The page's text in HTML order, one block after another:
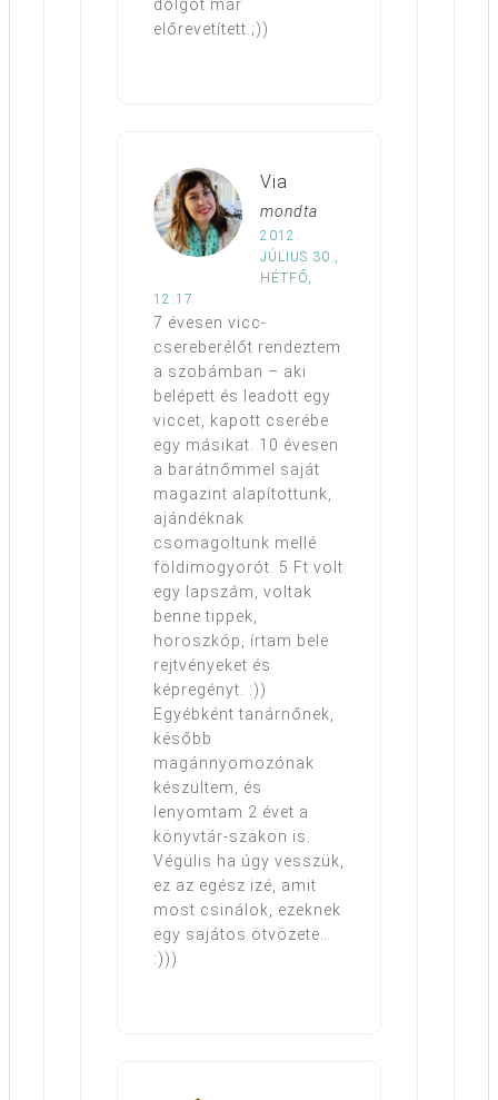
dolgot már
előrevetített.;))
Via
mondta
2012.
JÚLIUS 30.,
HÉTFŐ,
12:17
7 évesen vicc-
csereberélőt rendeztem
a szobámban – aki
belépett és leadott egy
viccet, kapott cserébe
egy másikat. 10 évesen
a barátnőmmel saját
magazint alapítottunk,
ajándéknak
csomagoltunk mellé
földimogyorót. 5 Ft volt
egy lapszám, voltak
benne tippek,
horoszkóp, írtam bele
rejtvényeket és
képregényt. :))
Egyébként tanárnőnek,
később
magánnyomozónak
készültem, és
lenyomtam 2 évet a
könyvtár-szakon is.
Végülis ha úgy vesszük,
ez az egész izé, amit
most csinálok, ezeknek
egy sajátos ötvözete…
:)))